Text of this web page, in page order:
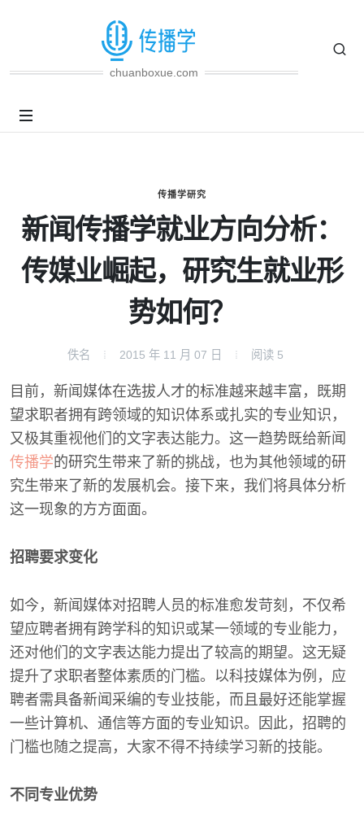
chuanboxue.com
传播学研究
新闻传播学就业方向分析：
传媒业崛起，研究生就业形
势如何？
佚名 2015 年 11 月 07 日 阅读 5
目前，新闻媒体在选拔人才的标准越来越丰富，既期
望求职者拥有跨领域的知识体系或扎实的专业知识，
又极其重视他们的文字表达能力。这一趋势既给新闻
传播学的研究生带来了新的挑战，也为其他领域的研
究生带来了新的发展机会。接下来，我们将具体分析
这一现象的方方面面。
招聘要求变化
如今，新闻媒体对招聘人员的标准愈发苛刻，不仅希
望应聘者拥有跨学科的知识或某一领域的专业能力，
还对他们的文字表达能力提出了较高的期望。这无疑
提升了求职者整体素质的门槛。以科技媒体为例，应
聘者需具备新闻采编的专业技能，而且最好还能掌握
一些计算机、通信等方面的专业知识。因此，招聘的
门槛也随之提高，大家不得不持续学习新的技能。
不同专业优势